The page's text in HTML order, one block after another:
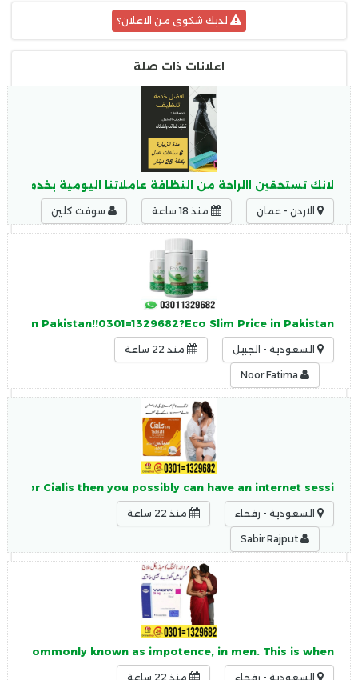
لديك شكوى من الاعلان؟
اعلانات ذات صلة
لانك تستحقين االراحة من النظافة عاملاتنا اليومية بخدمتك
الاردن - عمان منذ 18 ساعة سوفت كلين
In Pakistan!!0301=1329682?Eco Slim Price in Pakistan
السعودية - الجبيل منذ 22 ساعة
for Cialis then you possibly can have an internet sessi
السعودية - رفحاء منذ 22 ساعة
commonly known as impotence, in men. This is when
السعودية - رفحاء منذ 22 ساعة